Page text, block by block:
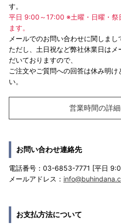
す。
平日 9:00～17:00 ※土曜・日曜・祭
ます。
メールでのお問い合わせに関しまし
ただし、土日祝など弊社休業日は
だいておりますので、
ご注文やご質問への回答は休み明け
い。
営業時間の詳
お問い合わせ連絡先
電話番号：03-6853-7771 [平日
メールアドレス：
お支払方法について